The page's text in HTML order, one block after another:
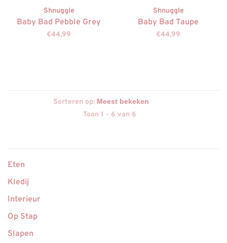
Shnuggle
Baby Bad Pebble Grey
€44,99
Shnuggle
Baby Bad Taupe
€44,99
Sorteren op:
Toon 1 - 6 van 6
Eten
Kledij
Interieur
Op Stap
Slapen